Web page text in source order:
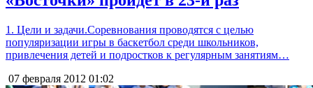
1. Цели и задачи.Соревнования проводятся с целью
популяризации игры в баскетбол среди школьников,
привлечения детей и подростков к регулярным занятиям…
07 февраля 2012 01:02